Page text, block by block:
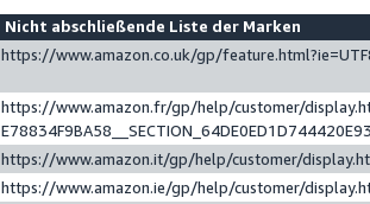
Nicht abschließende Liste der Marken
https://www.amazon.co.uk/gp/
https://www.amazon.fr/gp/help/customer/
https://www.amazon.it/gp/help/customer/
https://www.amazon.ie/gp/help/customer/